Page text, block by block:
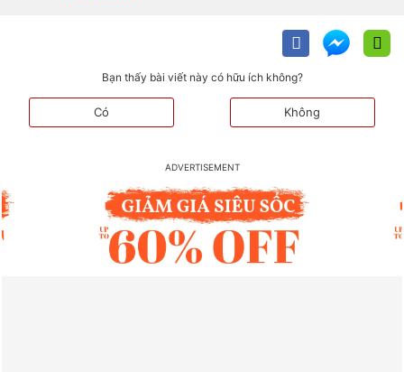
Bạn thấy bài viết này có hữu ích không?
Có Không